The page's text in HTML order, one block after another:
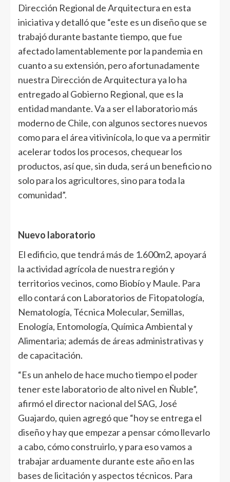
Dirección Regional de Arquitectura en esta
iniciativa y detalló que “este es un diseño que se
trabajó durante bastante tiempo, que fue
afectado lamentablemente por la pandemia en
cuanto a su extensión, pero afortunadamente
nuestra Dirección de Arquitectura ya lo ha
entregado al Gobierno Regional, que es la
entidad mandante. Va a ser el laboratorio más
moderno de Chile, con algunos sectores nuevos
como para el área vitivinícola, lo que va a permitir
acelerar todos los procesos, chequear los
productos, así que, sin duda, será un beneficio no
solo para los agricultores, sino para toda la
comunidad”.
Nuevo laboratorio
El edificio, que tendrá más de 1.600m2, apoyará
la actividad agrícola de nuestra región y
territorios vecinos, como Biobío y Maule. Para
ello contará con Laboratorios de Fitopatología,
Nematología, Técnica Molecular, Semillas,
Enología, Entomología, Química Ambiental y
Alimentaria; además de áreas administrativas y
de capacitación.
“Es un anhelo de hace mucho tiempo el poder
tener este laboratorio de alto nivel en Ñuble”,
afirmó el director nacional del SAG, José
Guajardo, quien agregó que “hoy se entrega el
diseño y hay que empezar a pensar cómo llevarlo
a cabo, cómo construirlo, y para eso vamos a
trabajar arduamente durante este año en las
bases de licitación y aspectos técnicos. Para